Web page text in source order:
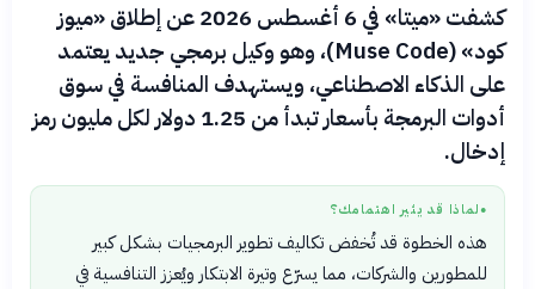
كشفت «ميتا» في 6 أغسطس 2026 عن إطلاق «ميوز
كود» (Muse Code)، وهو وكيل برمجي جديد يعتمد
على الذكاء الاصطناعي، ويستهدف المنافسة في سوق
أدوات البرمجة بأسعار تبدأ من 1.25 دولار لكل مليون رمز
إدخال.
● لماذا قد يثير اهتمامك؟
هذه الخطوة قد تُخفض تكاليف تطوير البرمجيات بشكل كبير
للمطورين والشركات، مما يسرّع وتيرة الابتكار ويُعزز التنافسية في